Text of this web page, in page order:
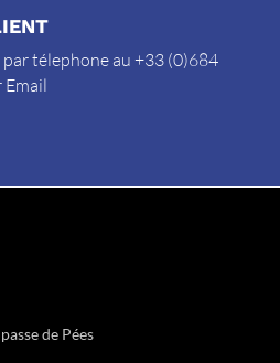
télephone au +33 (0)684
Email
de Pées